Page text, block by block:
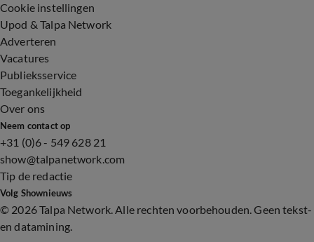
Cookie instellingen
Upod & Talpa Network
Adverteren
Vacatures
Publieksservice
Toegankelijkheid
Over ons
Neem contact op
+31 (0)6 - 549 628 21
show@talpanetwork.com
Tip de redactie
Volg Shownieuws
© 2026 Talpa Network. Alle rechten voorbehouden. Geen tekst-
en datamining.